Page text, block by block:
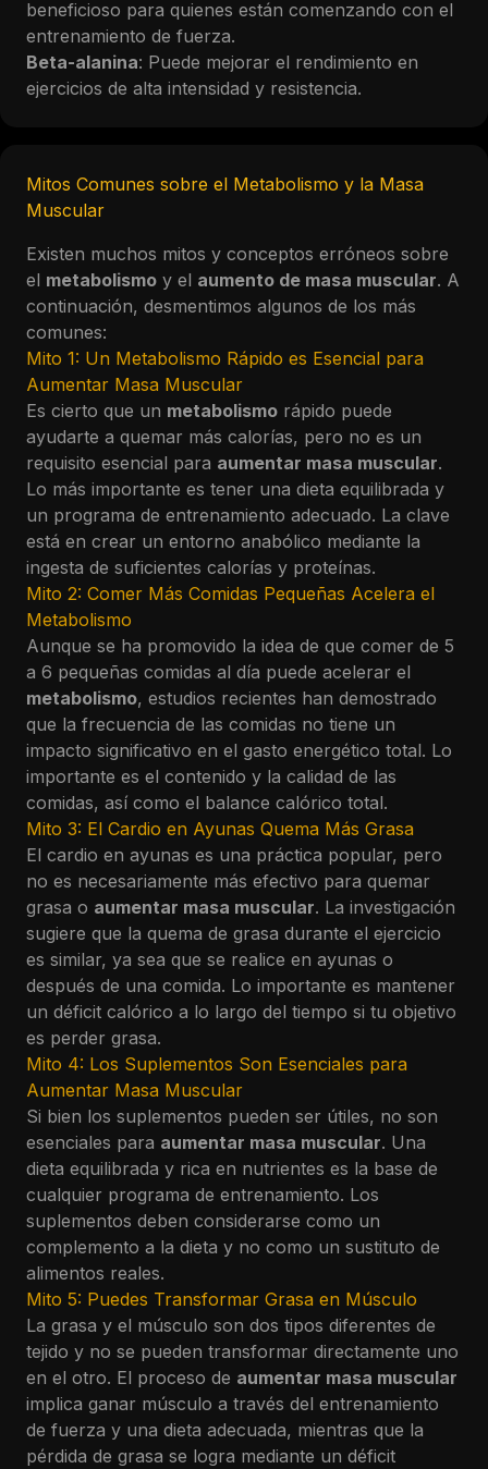
beneficioso para quienes están comenzando con el
entrenamiento de fuerza.
Beta-alanina: Puede mejorar el rendimiento en
ejercicios de alta intensidad y resistencia.
Mitos Comunes sobre el Metabolismo y la Masa
Muscular
Existen muchos mitos y conceptos erróneos sobre
el metabolismo y el aumento de masa muscular. A
continuación, desmentimos algunos de los más
comunes:
Mito 1: Un Metabolismo Rápido es Esencial para
Aumentar Masa Muscular
Es cierto que un metabolismo rápido puede
ayudarte a quemar más calorías, pero no es un
requisito esencial para aumentar masa muscular.
Lo más importante es tener una dieta equilibrada y
un programa de entrenamiento adecuado. La clave
está en crear un entorno anabólico mediante la
ingesta de suficientes calorías y proteínas.
Mito 2: Comer Más Comidas Pequeñas Acelera el
Metabolismo
Aunque se ha promovido la idea de que comer de 5
a 6 pequeñas comidas al día puede acelerar el
metabolismo, estudios recientes han demostrado
que la frecuencia de las comidas no tiene un
impacto significativo en el gasto energético total. Lo
importante es el contenido y la calidad de las
comidas, así como el balance calórico total.
Mito 3: El Cardio en Ayunas Quema Más Grasa
El cardio en ayunas es una práctica popular, pero
no es necesariamente más efectivo para quemar
grasa o aumentar masa muscular. La investigación
sugiere que la quema de grasa durante el ejercicio
es similar, ya sea que se realice en ayunas o
después de una comida. Lo importante es mantener
un déficit calórico a lo largo del tiempo si tu objetivo
es perder grasa.
Mito 4: Los Suplementos Son Esenciales para
Aumentar Masa Muscular
Si bien los suplementos pueden ser útiles, no son
esenciales para aumentar masa muscular. Una
dieta equilibrada y rica en nutrientes es la base de
cualquier programa de entrenamiento. Los
suplementos deben considerarse como un
complemento a la dieta y no como un sustituto de
alimentos reales.
Mito 5: Puedes Transformar Grasa en Músculo
La grasa y el músculo son dos tipos diferentes de
tejido y no se pueden transformar directamente uno
en el otro. El proceso de aumentar masa muscular
implica ganar músculo a través del entrenamiento
de fuerza y una dieta adecuada, mientras que la
pérdida de grasa se logra mediante un déficit